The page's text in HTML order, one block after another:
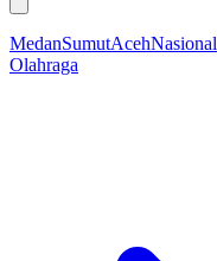
MedanSumutAcehNasional
Olahraga